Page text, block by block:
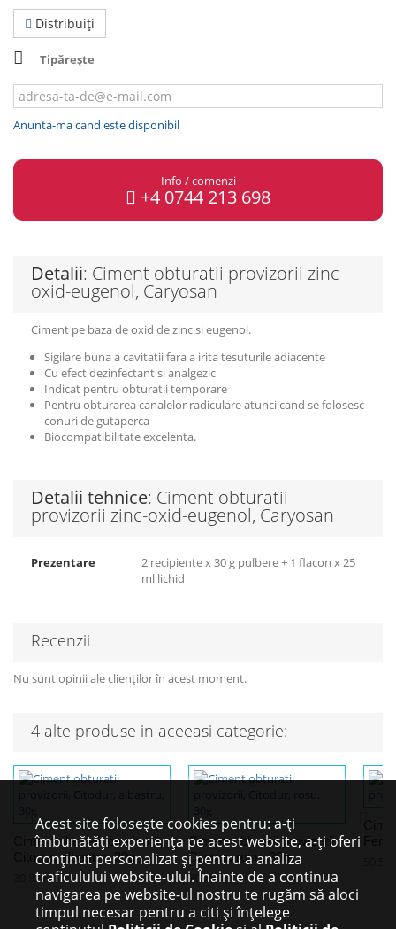
Distribuiţi
Tipărește
Anunta-ma cand este disponibil
Info / comenzi
+4 0744 213 698
Detalii: Ciment obturatii provizorii zinc-
oxid-eugenol, Caryosan
Ciment pe baza de oxid de zinc si eugenol.
Sigilare buna a cavitatii fara a irita tesuturile adiacente
Cu efect dezinfectant si analgezic
Indicat pentru obturatii temporare
Pentru obturarea canalelor radiculare atunci cand se folosesc
conuri de gutaperca
Biocompatibilitate excelenta.
Detalii tehnice: Ciment obturatii
provizorii zinc-oxid-eugenol, Caryosan
Prezentare
2 recipiente x 30 g pulbere + 1 flacon x 25
ml lichid
Recenzii
Nu sunt opinii ale clienților în acest moment.
4 alte produse in aceeasi categorie:
Ciment obturatii provizorii,
Citodur, albastru, 30g
30,82 lei
Ciment obturatii provizorii,
Citodur, rosu, 30g
30,25 lei
Acest site folosește cookies pentru: a-ți
îmbunătăți experiența pe acest website, a-ți oferi
conținut personalizat și pentru a analiza
traficulului website-ului. Înainte de a continua
navigarea pe website-ul nostru te rugăm să aloci
timpul necesar pentru a citi și înțelege